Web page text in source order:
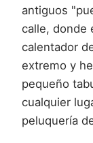
antiguos
calle, donde
calentador
extremo y
pequeño
cualquier
peluquería